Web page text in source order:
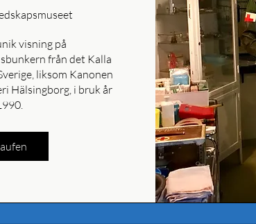
visning på
från det Kalla
liksom Kanonen
Hälsingborg, i bruk år